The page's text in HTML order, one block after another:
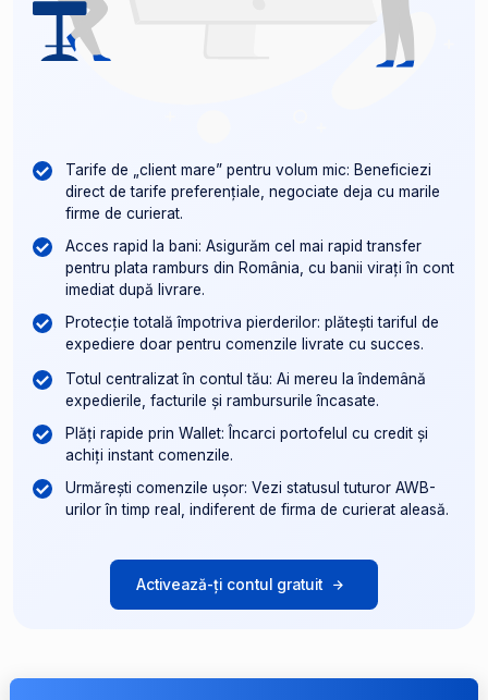
Tarife de „client mare” pentru volum mic: Beneficiezi
direct de tarife preferențiale, negociate deja cu marile
firme de curierat.
Acces rapid la bani: Asigurăm cel mai rapid transfer
pentru plata ramburs din România, cu banii virați în cont
imediat după livrare.
Protecție totală împotriva pierderilor: plătești tariful de
expediere doar pentru comenzile livrate cu succes.
Totul centralizat în contul tău: Ai mereu la îndemână
expedierile, facturile și rambursurile încasate.
Plăți rapide prin Wallet: Încarci portofelul cu credit și
achiți instant comenzile.
Urmărești comenzile ușor: Vezi statusul tuturor AWB-
urilor în timp real, indiferent de firma de curierat aleasă.
Activează-ți contul gratuit